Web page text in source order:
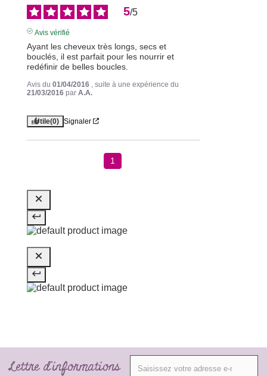
5/5
Avis vérifié
Ayant les cheveux très longs, secs et
bouclés, il est parfait pour les nourrir et
redéfinir de belles boucles.
Avis du 01/04/2016 , suite à une expérience du
21/03/2016 par A.A.
Utile(0) Signaler
1
Lettre d'informations